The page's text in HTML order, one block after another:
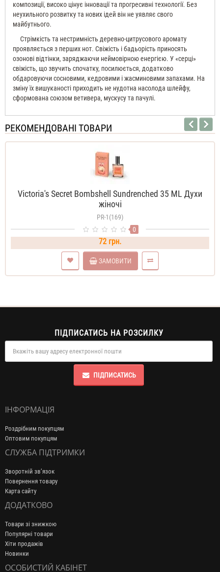
композиції, високо цінує інновації та прогресивні технології. Без
неухильного розвитку та нових ідей він не уявляє свого
майбутнього.
Стрімкість та нестримність деревно-цитрусового аромату
проявляється з перших нот. Свіжість і бадьорість приносять
озонові відтінки, заряджаючи неймовірною енергією. У «серці»
свіжість, що звучить спочатку, посилюється, додатково
обдаровуючи сосновими, кедровими і жасминовими запахами. На
зміну їх вишуканості приходить не нудотна насолода шлейфу,
сформована союзом ветивера, мускусу та пачулі.
РЕКОМЕНДОВАНІ ТОВАРИ
Victoria's Secret Bombshell Sundrenched 35 ML Духи
жіночі
PR-1(169)
0
72 грн.
ЗАМОВИТИ
ПІДПИСАТИСЬ НА РОЗСИЛКУ
ПІДПИСАТИСЬ
ІНФОРМАЦІЯ
Роздрібним покупцям
Оптовим покупцям
СЛУЖБА ПІДТРИМКИ
Зворотній зв’язок
Повернення товару
Карта сайту
ДОДАТКОВО
Товари зі знижкою
Популярні товари
Хіти продажів
Новинки
ОСОБИСТИЙ КАБІНЕТ